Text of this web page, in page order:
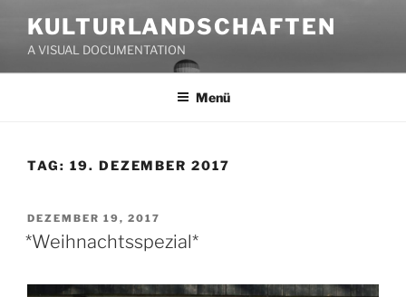
Inhalt
springen
KULTURLANDSCHAFTEN
A VISUAL DOCUMENTATION
Menü
TAG: 19. DEZEMBER 2017
VERÖFFENTLICHT
AM
DEZEMBER 19, 2017
*Weihnachtsspezial*